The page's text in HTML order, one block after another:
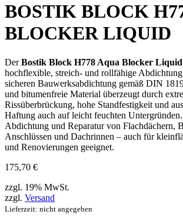
BOSTIK BLOCK
BLOCKER LIQUID
DerBostik Block H778 Aqua Blocker Liquid
hochflexible, streich- und rollfähige
sicheren Bauwerksabdichtung gemäß DIN
und bitumenfreie Material überzeugt durch
Rissüberbrückung, hohe Standfestigkeit und
Haftung auch auf leicht feuchten
Abdichtung und Reparatur von Flachdächern,
Anschlüssen und Dachrinnen – auch für
und Renovierungen geeignet.
175,70 €
zzgl. 19% MwSt.
zzgl. Versand
Lieferzeit: nicht angegeben